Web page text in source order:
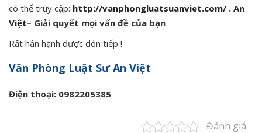
có thể truy cập: http://vanphongluatsuanviet.com/ . An
Việt– Giải quyết mọi vấn đề của bạn
Rất hân hạnh được đón tiếp !
Văn Phòng Luật Sư An Việt
Điện thoại: 0982205385
Đánh giá